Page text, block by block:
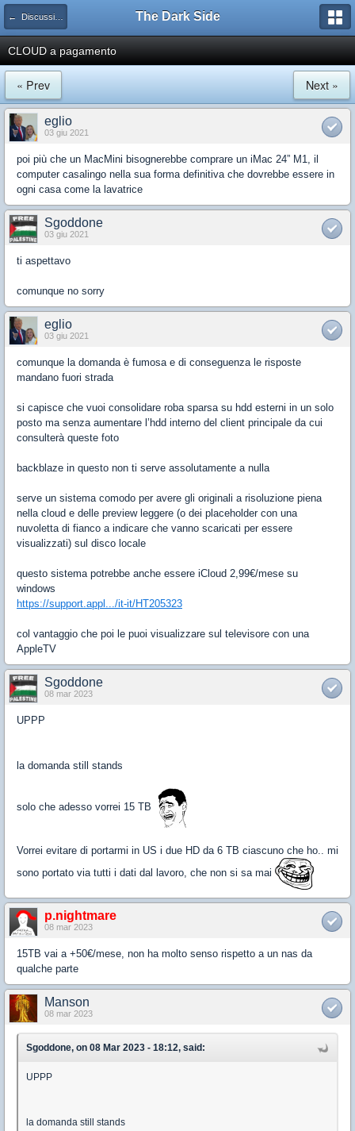
← Discussioni generiche The Dark Side
CLOUD a pagamento
« Prev Next »
eglio
03 giu 2021
poi più che un MacMini bisognerebbe comprare un iMac 24” M1, il
computer casalingo nella sua forma definitiva che dovrebbe essere in
ogni casa come la lavatrice
Sgoddone
03 giu 2021
ti aspettavo
comunque no sorry
eglio
03 giu 2021
comunque la domanda è fumosa e di conseguenza le risposte
mandano fuori strada
si capisce che vuoi consolidare roba sparsa su hdd esterni in un solo
posto ma senza aumentare l’hdd interno del client principale da cui
consulterà queste foto
backblaze in questo non ti serve assolutamente a nulla
serve un sistema comodo per avere gli originali a risoluzione piena
nella cloud e delle preview leggere (o dei placeholder con una
nuvoletta di fianco a indicare che vanno scaricati per essere
visualizzati) sul disco locale
questo sistema potrebbe anche essere iCloud 2,99€/mese su
windows
https://support.appl.../it-it/HT205323
col vantaggio che poi le puoi visualizzare sul televisore con una
AppleTV
Sgoddone
08 mar 2023
UPPP
la domanda still stands
solo che adesso vorrei 15 TB
Vorrei evitare di portarmi in US i due HD da 6 TB ciascuno che ho.. mi
sono portato via tutti i dati dal lavoro, che non si sa mai
p.nightmare
08 mar 2023
15TB vai a +50€/mese, non ha molto senso rispetto a un nas da
qualche parte
Manson
08 mar 2023
Sgoddone, on 08 Mar 2023 - 18:12, said:
UPPP
la domanda still stands